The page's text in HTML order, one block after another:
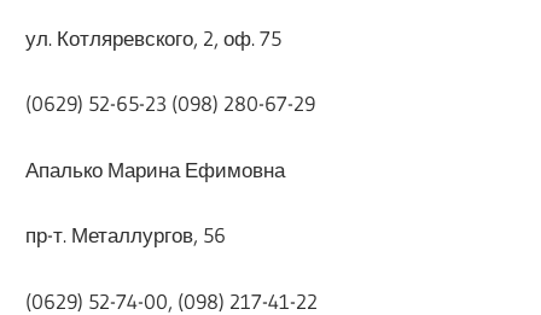
ул. Котляревского, 2, оф. 75
(0629) 52-65-23 (098) 280-67-29
Апалько Марина Ефимовна
пр-т. Металлургов, 56
(0629) 52-74-00, (098) 217-41-22